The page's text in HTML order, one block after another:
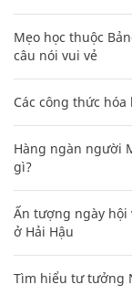
Mẹo học thuộc
câu nói vui vẻ
Các công thức
Hàng ngàn người
gì?
Ấn tượng ngày hội
ở Hải Hậu
Tìm hiểu tư tưởng